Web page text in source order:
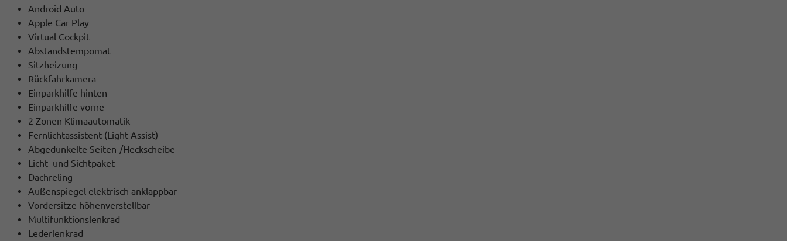
Android Auto
Apple Car Play
Virtual Cockpit
Abstandstempomat
Sitzheizung
Rückfahrkamera
Einparkhilfe hinten
Einparkhilfe vorne
2 Zonen Klimaautomatik
Fernlichtassistent (Light Assist)
Abgedunkelte Seiten-/Heckscheibe
Licht- und Sichtpaket
Dachreling
Außenspiegel elektrisch anklappbar
Vordersitze höhenverstellbar
Multifunktionslenkrad
Lederlenkrad